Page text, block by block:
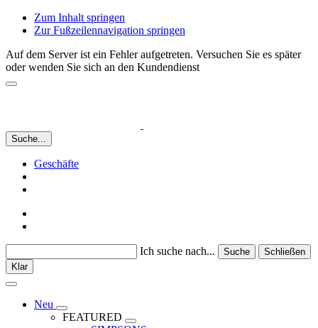
Zum Inhalt springen
Zur Fußzeilennavigation springen
Auf dem Server ist ein Fehler aufgetreten. Versuchen Sie es später
oder wenden Sie sich an den Kundendienst
Suche...
Geschäfte
Ich suche nach... Suche
Schließen
Klar
Neu
FEATURED